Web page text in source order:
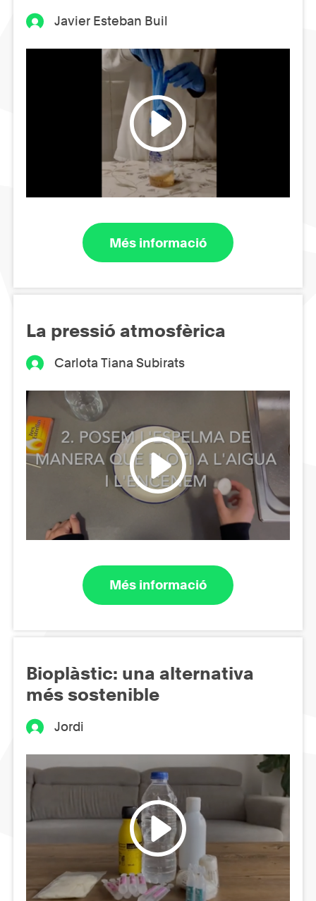
Javier Esteban Buil
Més informació
La pressió atmosfèrica
Carlota Tiana Subirats
Més informació
Bioplàstic: una alternativa
més sostenible
Jordi